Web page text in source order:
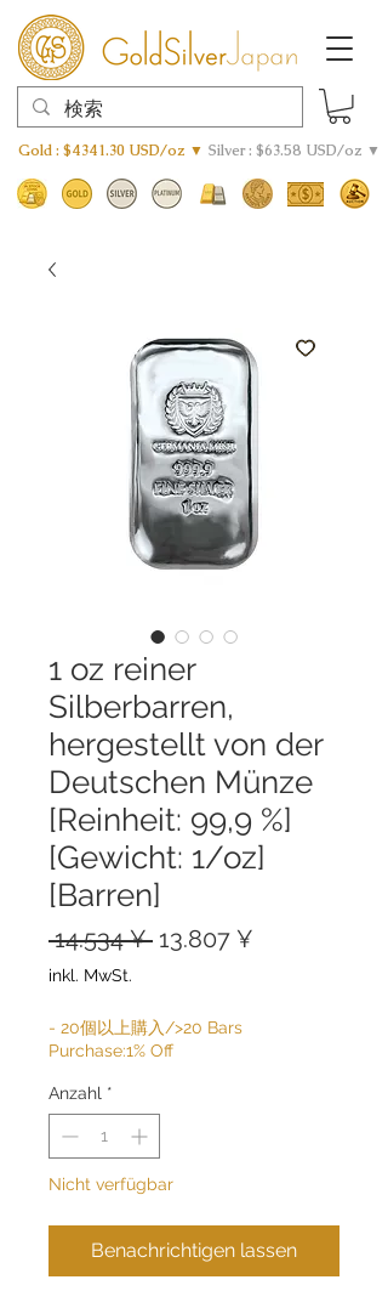
Gold : $4341.30 USD/oz ▼ Silver : $63.58 USD/oz ▼
1 oz reiner
Silberbarren,
hergestellt von der
Deutschen Münze
[Reinheit: 99,9 %]
[Gewicht: 1/oz]
[Barren]
14.534 ¥ Standardpreis
13.807 ¥
inkl. MwSt.
- 20個以上購入/>20 Bars
Purchase:1% Off
Anzahl *
Nicht verfügbar
Benachrichtigen lassen